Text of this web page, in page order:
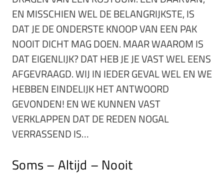
EN MISSCHIEN WEL DE BELANGRIJKSTE, IS
DAT JE DE ONDERSTE KNOOP VAN EEN PAK
NOOIT DICHT MAG DOEN. MAAR WAAROM IS
DAT EIGENLIJK? DAT HEB JE JE VAST WEL EENS
AFGEVRAAGD. WIJ IN IEDER GEVAL WEL EN WE
HEBBEN EINDELIJK HET ANTWOORD
GEVONDEN! EN WE KUNNEN VAST
VERKLAPPEN DAT DE REDEN NOGAL
VERRASSEND IS…
Soms – Altijd – Nooit